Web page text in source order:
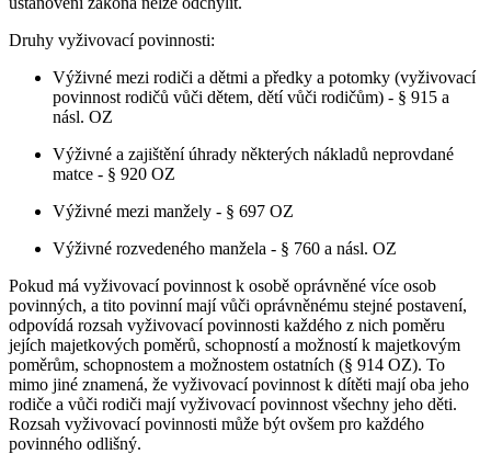
Druhy vyživovací povinnosti:
Výživné mezi rodiči a dětmi a předky a potomky (vyživovací
povinnost rodičů vůči dětem, dětí vůči rodičům) - § 915 a
násl. OZ
Výživné a zajištění úhrady některých nákladů neprovdané
matce - § 920 OZ
Výživné mezi manžely - § 697 OZ
Výživné rozvedeného manžela - § 760 a násl. OZ
Pokud má vyživovací povinnost k osobě oprávněné více osob
povinných, a tito povinní mají vůči oprávněnému stejné postavení,
odpovídá rozsah vyživovací povinnosti každého z nich poměru
jejích majetkových poměrů, schopností a možností k majetkovým
poměrům, schopnostem a možnostem ostatních (§ 914 OZ). To
mimo jiné znamená, že vyživovací povinnost k dítěti mají oba jeho
rodiče a vůči rodiči mají vyživovací povinnost všechny jeho děti.
Rozsah vyživovací povinnosti může být ovšem pro každého
povinného odlišný.